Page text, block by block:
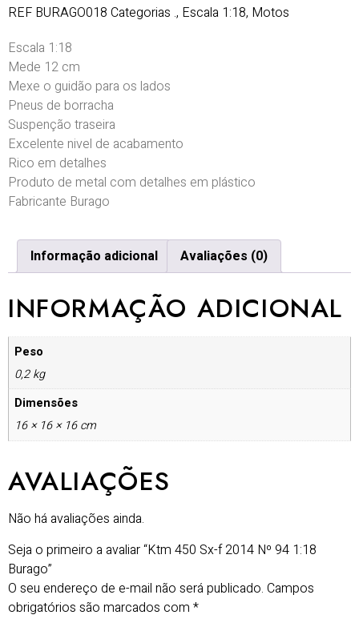
REF BURAGO018 Categorias ., Escala 1:18, Motos
Escala 1:18
Mede 12 cm
Mexe o guidão para os lados
Pneus de borracha
Suspenção traseira
Excelente nivel de acabamento
Rico em detalhes
Produto de metal com detalhes em plástico
Fabricante Burago
Informação adicional Avaliações (0)
INFORMAÇÃO ADICIONAL
Peso
0,2 kg
Dimensões
16 × 16 × 16 cm
AVALIAÇÕES
Não há avaliações ainda.
Seja o primeiro a avaliar “Ktm 450 Sx-f 2014 Nº 94 1:18
Burago”
O seu endereço de e-mail não será publicado. Campos
obrigatórios são marcados com *